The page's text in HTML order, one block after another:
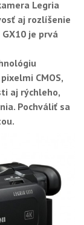
Legria
aj rozlíšenie
je prvá
CMOS,
aj rýchleho,
Pochváliť sa